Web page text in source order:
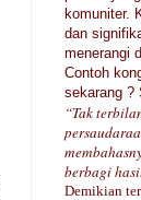
komuniter.
dan
menerangi
Contoh
sekarang ?
“Tak
berbagi
Demikian